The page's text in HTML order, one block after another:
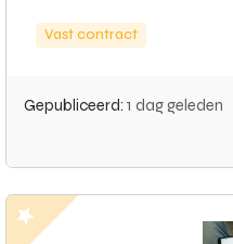
Vast contract
Gepubliceerd: 1 dag geleden